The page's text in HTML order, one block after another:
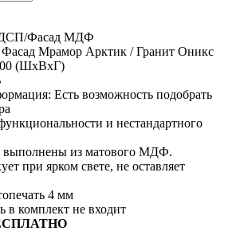
Фасад МДФ
Мрамор Арктик / Гранит Оникс
(ШхВхГ)
Есть возможность подобрать
и нестандартного
выполнены из матового МДФ.
при ярком свете, не оставляет
4 мм
в комплект не входит